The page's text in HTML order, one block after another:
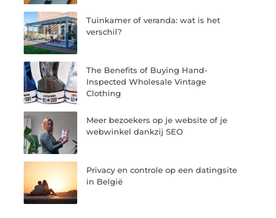
Tuinkamer of veranda: wat is het
verschil?
The Benefits of Buying Hand-
Inspected Wholesale Vintage
Clothing
Meer bezoekers op je website of je
webwinkel dankzij SEO
Privacy en controle op een datingsite
in België